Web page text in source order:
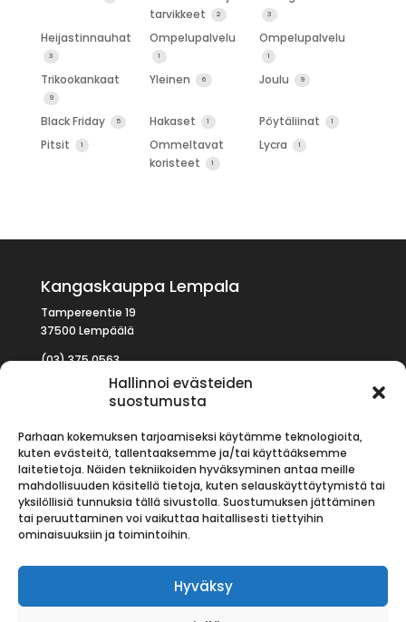
Hallinnoi evästeiden
suostumusta
Parhaan kokemuksen tarjoamiseksi käytämme teknologioita,
kuten evästeitä, tallentaaksemme ja/tai käyttääksemme
laitetietoja. Näiden tekniikoiden hyväksyminen antaa meille
mahdollisuuden käsitellä tietoja, kuten selauskäyttäytymistä tai
yksilöllisiä tunnuksia tällä sivustolla. Suostumuksen jättäminen
tai peruuttaminen voi vaikuttaa haitallisesti tiettyihin
ominaisuuksiin ja toimintoihin.
Hyväksy
tarvikkeet
2 3
Heijastinnauhat
3
Ompelupalvelu
1
Ompelupalvelu
1
Trikookankaat
9
Yleinen 6 Joulu 9
Black Friday 5 Hakaset 1 Pöytäliinat 1
Pitsit 1
Ommeltavat
koristeet
1
Lycra 1
Kangaskauppa Lempala
Tampereentie 19
37500 Lempäälä
(03) 375 0563
kauppa (at) lempala.com
AVOINNA
Arkisin09:00 – 17:00
La:09:00 – 14:00
Su:Suljettu
Tilaus- ja toimitusehdot